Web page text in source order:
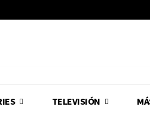
TELEVISIÓN